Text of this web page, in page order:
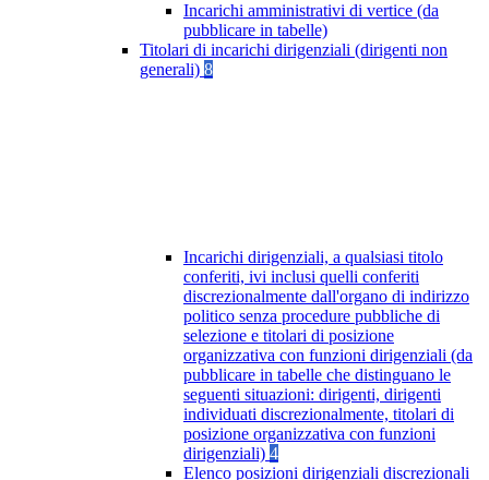
Incarichi amministrativi di vertice (da
pubblicare in tabelle)
Titolari di incarichi dirigenziali (dirigenti non
generali) 8
Incarichi dirigenziali, a qualsiasi titolo
conferiti, ivi inclusi quelli conferiti
discrezionalmente dall'organo di indirizzo
politico senza procedure pubbliche di
selezione e titolari di posizione
organizzativa con funzioni dirigenziali (da
pubblicare in tabelle che distinguano le
seguenti situazioni: dirigenti, dirigenti
individuati discrezionalmente, titolari di
posizione organizzativa con funzioni
dirigenziali) 4
Elenco posizioni dirigenziali discrezionali